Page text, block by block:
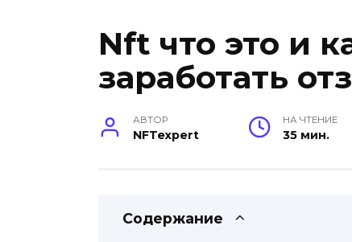
Nft что это и
заработать
АВТОР
NFTexpert
НА ЧТЕНИЕ
35 мин.
Содержание